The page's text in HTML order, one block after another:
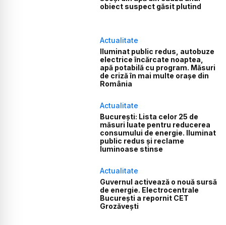
obiect suspect găsit plutind
Actualitate
Iluminat public redus, autobuze
electrice încărcate noaptea,
apă potabilă cu program. Măsuri
de criză în mai multe orașe din
România
Actualitate
București: Lista celor 25 de
măsuri luate pentru reducerea
consumului de energie. Iluminat
public redus și reclame
luminoase stinse
Actualitate
Guvernul activează o nouă sursă
de energie. Electrocentrale
București a repornit CET
Grozăvești